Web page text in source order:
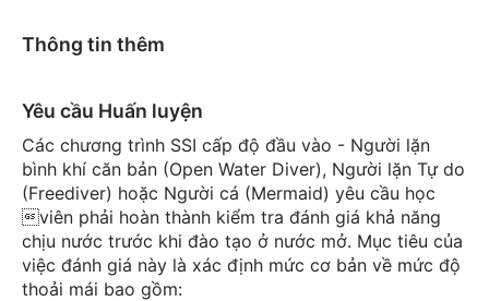
Thông tin thêm
Yêu cầu Huấn luyện
Các chương trình SSI cấp độ đầu vào - Người lặn
bình khí căn bản (Open Water Diver), Người lặn Tự do
(Freediver) hoặc Người cá (Mermaid) yêu cầu học
viên phải hoàn thành kiểm tra đánh giá khả năng
chịu nước trước khi đào tạo ở nước mở. Mục tiêu của
việc đánh giá này là xác định mức cơ bản về mức độ
thoải mái bao gồm: